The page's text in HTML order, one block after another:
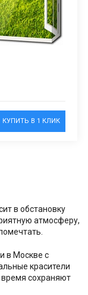
КУПИТЬ В 1 КЛИК
в обстановку
атмосферу,
в Москве с
красители
время сохраняют